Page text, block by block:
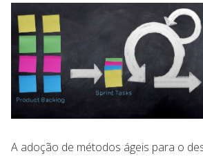
A adoção de métodos ágeis para o